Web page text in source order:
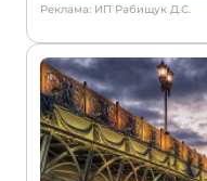
Реклама: ИП Рабищук Д.С.